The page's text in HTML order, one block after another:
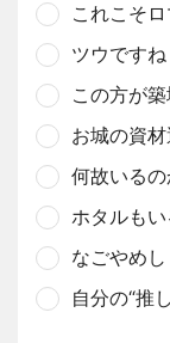
これこそ
ツウです
この方が
お城の資
何故いる
ホタルも
なごやめ
自分の“推